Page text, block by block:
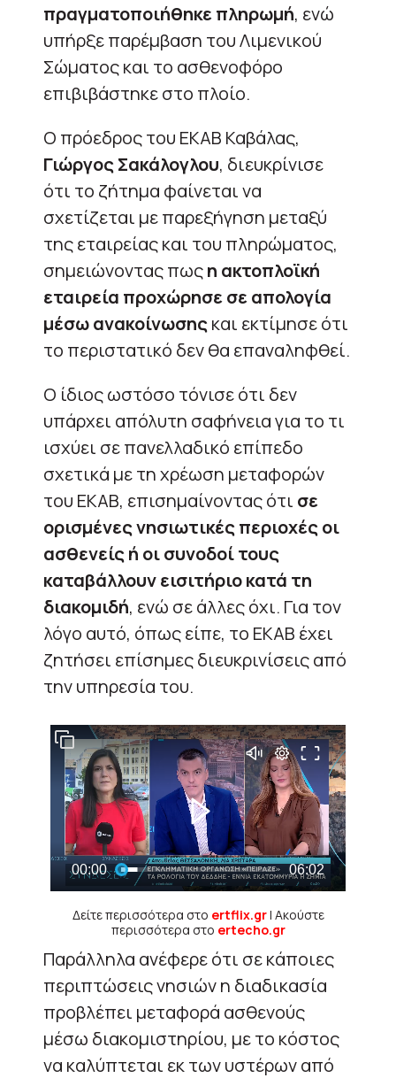
πραγματοποιήθηκε πληρωμή, ενώ
υπήρξε παρέμβαση του Λιμενικού
Σώματος και το ασθενοφόρο
επιβιβάστηκε στο πλοίο.
Ο πρόεδρος του ΕΚΑΒ Καβάλας,
Γιώργος Σακάλογλου, διευκρίνισε
ότι το ζήτημα φαίνεται να
σχετίζεται με παρεξήγηση μεταξύ
της εταιρείας και του πληρώματος,
σημειώνοντας πωςη ακτοπλοϊκή
εταιρεία προχώρησε σε απολογία
μέσω ανακοίνωσηςκαι εκτίμησε ότι
το περιστατικό δεν θα επαναληφθεί.
Ο ίδιος ωστόσο τόνισε ότι δεν
υπάρχει απόλυτη σαφήνεια για το τι
ισχύει σε πανελλαδικό επίπεδο
σχετικά με τη χρέωση μεταφορών
του ΕΚΑΒ, επισημαίνοντας ότι σε
ορισμένες νησιωτικές περιοχές οι
ασθενείς ή οι συνοδοί τους
καταβάλλουν εισιτήριο κατά τη
διακομιδή, ενώ σε άλλες όχι. Για τον
λόγο αυτό, όπως είπε, το ΕΚΑΒ έχει
ζητήσει επίσημες διευκρινίσεις από
την υπηρεσία του.
Δείτε περισσότερα στο ertflix.gr| Ακούστε
περισσότερα στο ertecho.gr
Παράλληλα ανέφερε ότι σε κάποιες
περιπτώσεις νησιών η διαδικασία
προβλέπει μεταφορά ασθενούς
μέσω διακομιστηρίου, με το κόστος
να καλύπτεται εκ των υστέρων από